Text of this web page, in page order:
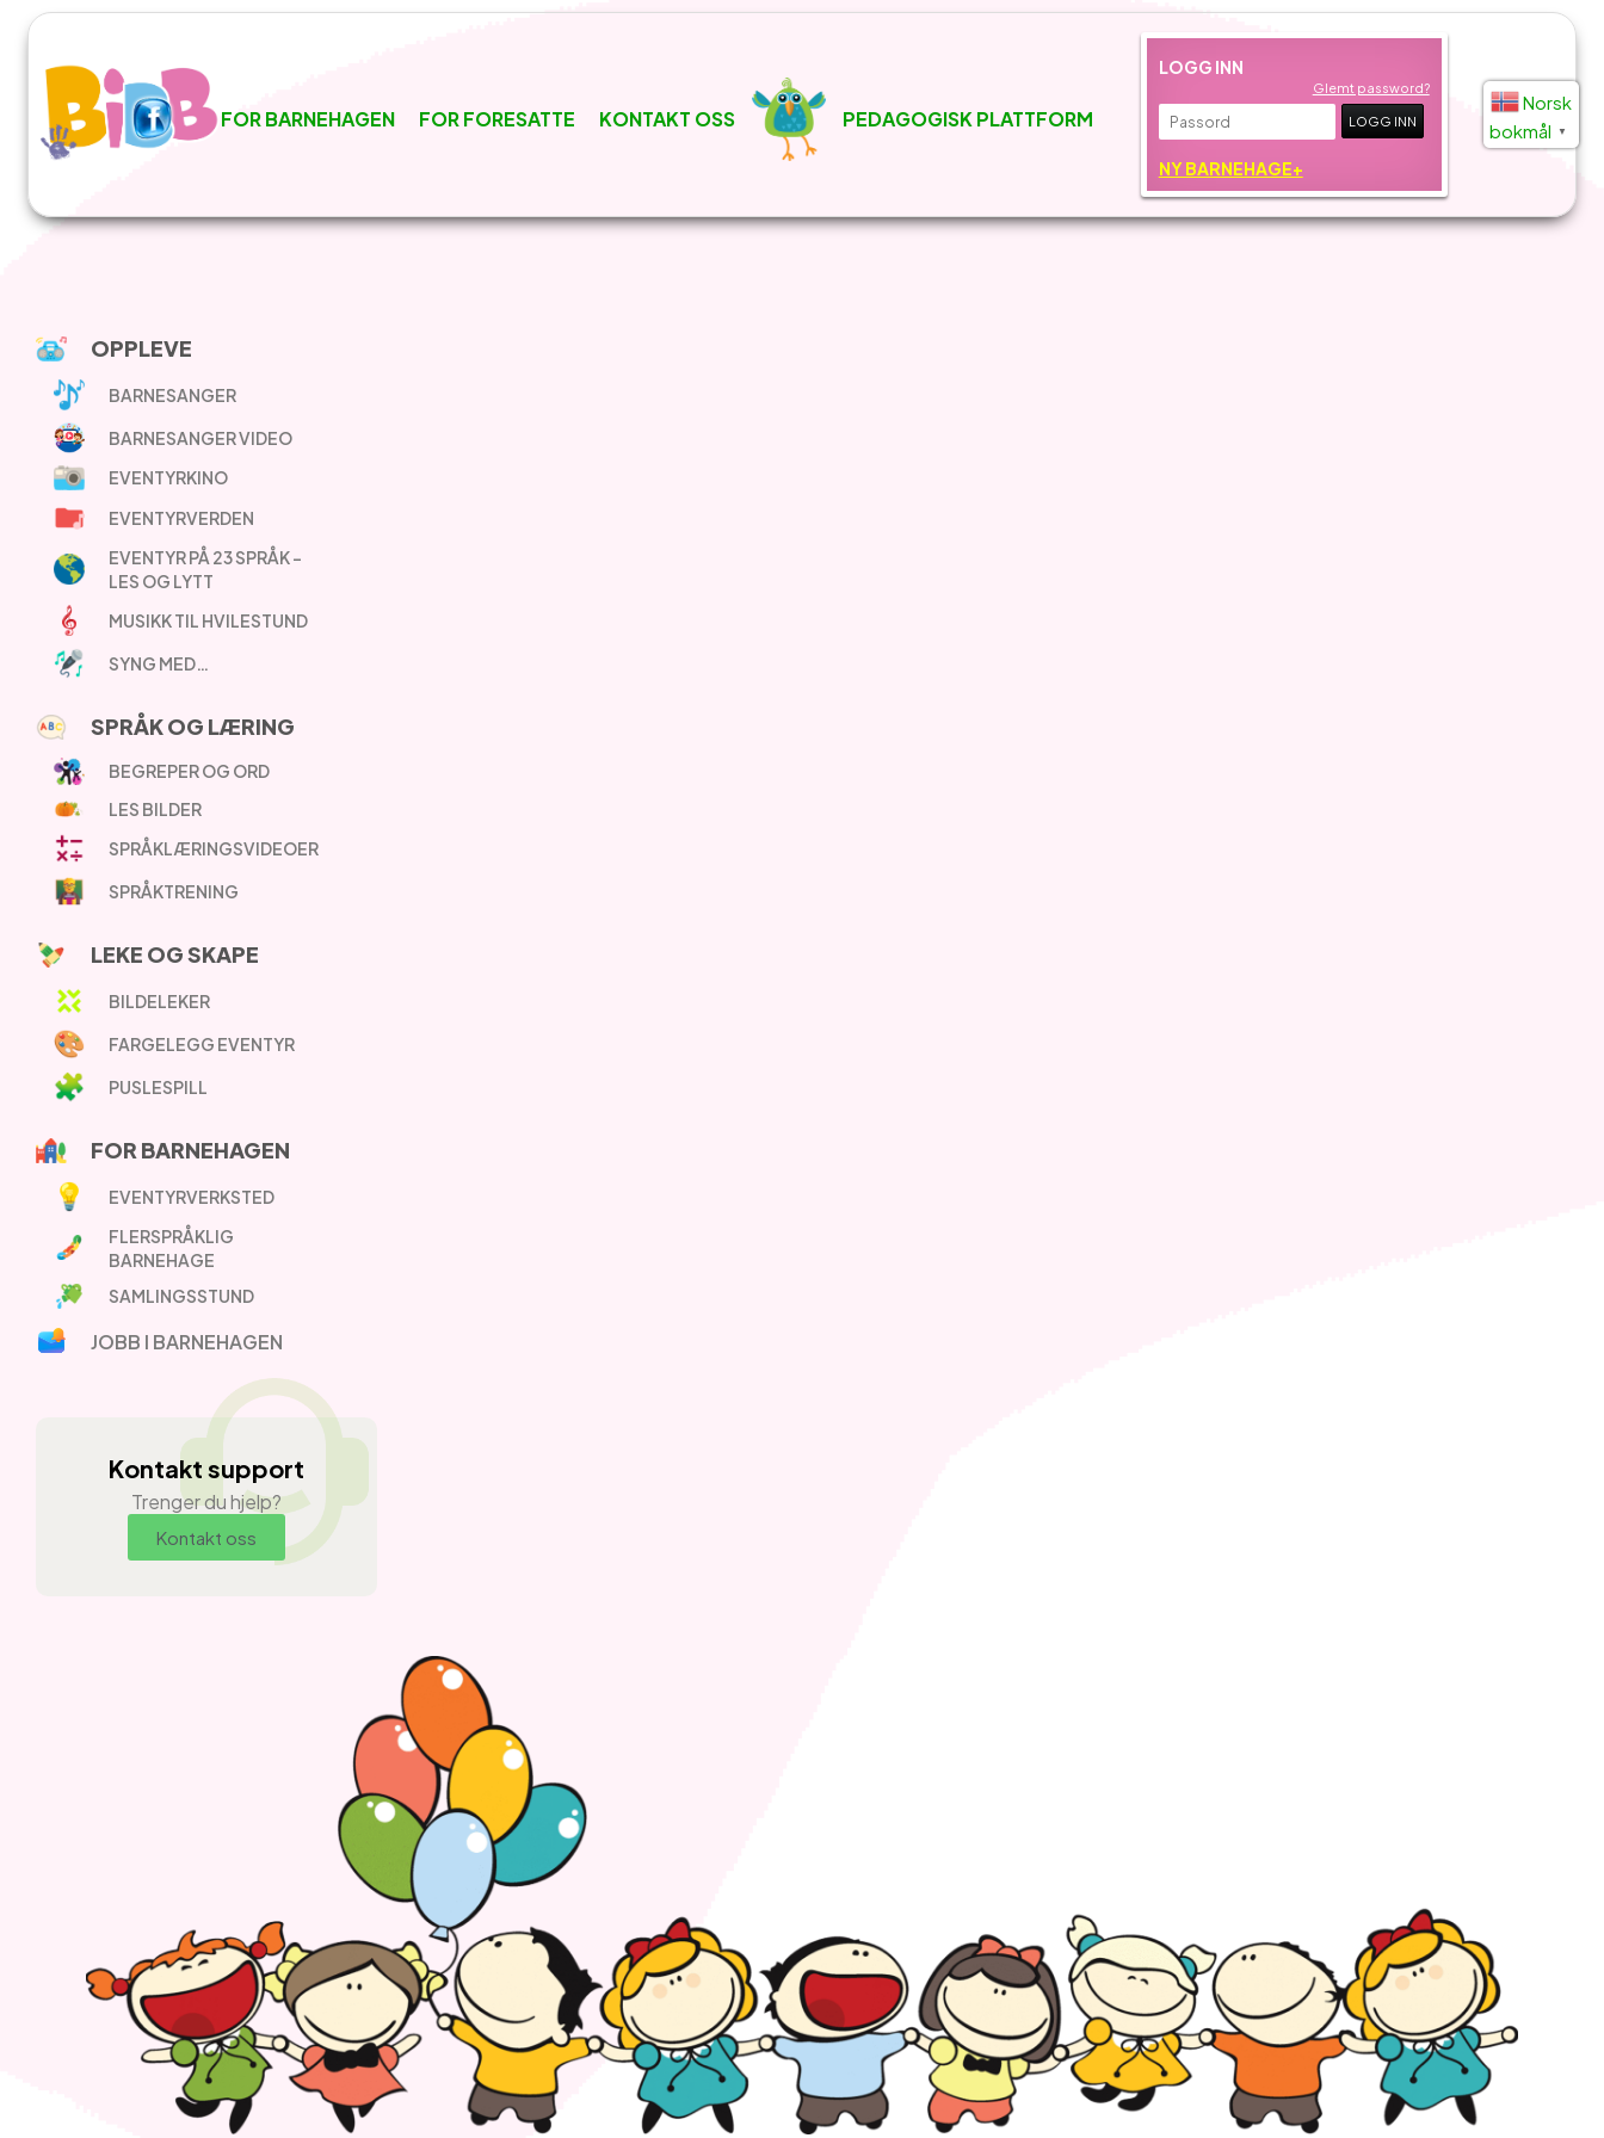
FOR BARNEHAGEN FOR FORESATTE KONTAKT OSS PEDAGOGISK PLATTFORM
LOGG INN
Glemt password?
NY BARNEHAGE+
Norsk
bokmål
▼
OPPLEVE
BARNESANGER
BARNESANGER VIDEO
EVENTYRKINO
EVENTYRVERDEN
EVENTYR PÅ 23 SPRÅK –
LES OG LYTT
MUSIKK TIL HVILESTUND
SYNG MED…
SPRÅK OG LÆRING
BEGREPER OG ORD
LES BILDER
SPRÅKLÆRINGSVIDEOER
SPRÅKTRENING
LEKE OG SKAPE
BILDELEKER
FARGELEGG EVENTYR
PUSLESPILL
FOR BARNEHAGEN
EVENTYRVERKSTED
FLERSPRÅKLIG
BARNEHAGE
SAMLINGSSTUND
JOBB I BARNEHAGEN
Kontakt support
Trenger du hjelp?
Kontakt oss